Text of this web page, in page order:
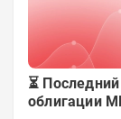
⏳
облигации